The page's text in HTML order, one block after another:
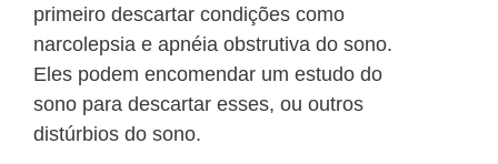
primeiro descartar condições como
narcolepsia e apnéia obstrutiva do sono.
Eles podem encomendar um estudo do
sono para descartar esses, ou outros
distúrbios do sono.